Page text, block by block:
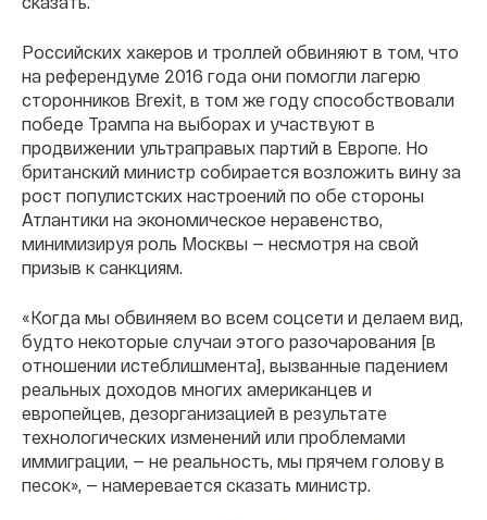
Российских хакеров и троллей обвиняют в том, что
на референдуме 2016 года они помогли лагерю
сторонников Brexit, в том же году способствовали
победе Трампа на выборах и участвуют в
продвижении ультраправых партий в Европе. Но
британский министр собирается возложить вину за
рост популистских настроений по обе стороны
Атлантики на экономическое неравенство,
минимизируя роль Москвы — несмотря на свой
призыв к санкциям.
«Когда мы обвиняем во всем соцсети и делаем вид,
будто некоторые случаи этого разочарования [в
отношении истеблишмента], вызванные падением
реальных доходов многих американцев и
европейцев, дезорганизацией в результате
технологических изменений или проблемами
иммиграции, — не реальность, мы прячем голову в
песок», — намеревается сказать министр.